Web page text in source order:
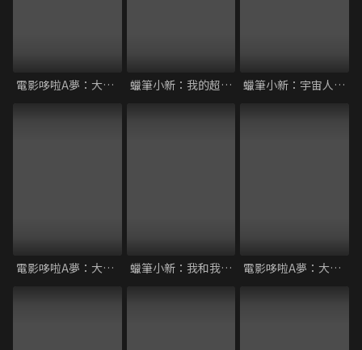
電影哆啦A夢：大雄與機器人王國 蠟筆小新：我的超時空新娘 蠟筆小新：宇宙人Pi力來襲！
電影哆啦A夢：大雄的太陽王傳說 蠟筆小新：我和我的宇宙公主 電影哆啦A夢：大雄的貓狗時空傳